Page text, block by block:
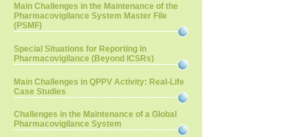
Main Challenges in the Maintenance of the
Pharmacovigilance System Master File
(PSMF)
Special Situations for Reporting in
Pharmacovigilance (Beyond ICSRs)
Main Challenges in QPPV Activity: Real-Life
Case Studies
Challenges in the Maintenance of a Global
Pharmacovigilance System